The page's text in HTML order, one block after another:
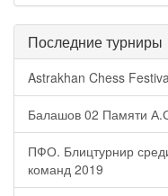
Последние турниры
Astrakhan Chess
Балашов 02 Памяти
ПФО. Блицтурнир
команд 2019